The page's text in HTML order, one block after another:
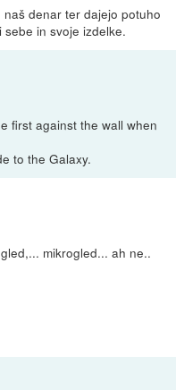
denar ter dajejo potuho
in svoje izdelke.
first against the wall when
to the Galaxy.
mikrogled... ah ne..